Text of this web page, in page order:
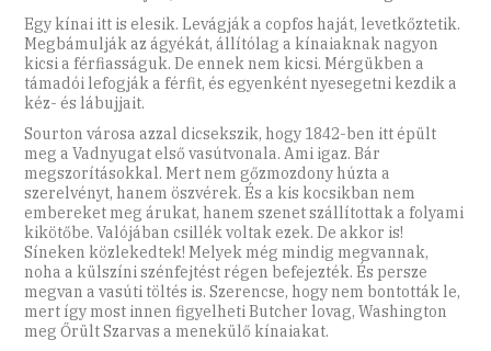
Egy kínai itt is elesik. Levágják a copfos haját, levetkőztetik.
Megbámulják az ágyékát, állítólag a kínaiaknak nagyon
kicsi a férfiasságuk. De ennek nem kicsi. Mérgükben a
támadói lefogják a férfit, és egyenként nyesegetni kezdik a
kéz- és lábujjait.
Sourton városa azzal dicsekszik, hogy 1842-ben itt épült
meg a Vadnyugat első vasútvonala. Ami igaz. Bár
megszorításokkal. Mert nem gőzmozdony húzta a
szerelvényt, hanem öszvérek. És a kis kocsikban nem
embereket meg árukat, hanem szenet szállítottak a folyami
kikötőbe. Valójában csillék voltak ezek. De akkor is!
Síneken közlekedtek! Melyek még mindig megvannak,
noha a külszíni szénfejtést régen befejezték. És persze
megvan a vasúti töltés is. Szerencse, hogy nem bontották le,
mert így most innen figyelheti Butcher lovag, Washington
meg Őrült Szarvas a menekülő kínaiakat.